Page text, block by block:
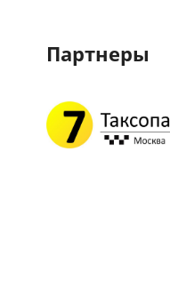
Партнеры